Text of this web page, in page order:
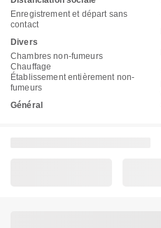
Enregistrement et départ sans
contact
Divers
Chambres non-fumeurs
Chauffage
Établissement entièrement non-
fumeurs
Général